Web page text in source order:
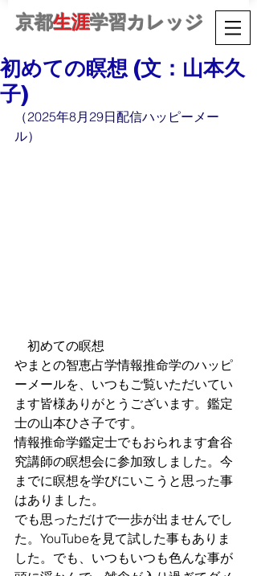
京都生涯学習カレッジ
初めての瞑想 (文：山本久
子)
（2025年8月29日配信ハッピーメー
ル）
初めての瞑想
やまとの智恵占学情報推命学のハッピ
ーメールを、いつもご覧いただいてい
ます皆様ありがとうございます。鑑定
士の山本ひさ子です。
情報推命学鑑定士でもおられます倉谷
究講師の瞑想会に参加致しました。今
までに瞑想を学びにいこうと思った事
はありました。
でも思っただけで一歩が出ませんでし
た。YouTubeを見て試した事もありま
した。でも、いつもいつも色んな事が